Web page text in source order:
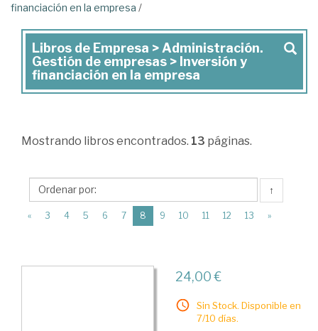
financiación en la empresa /
Libros
de
Empresa
Administración.
de
empresas
y
Libros de Empresa > Administración.
Gestión de empresas > Inversión y
financiación en la empresa
Mostrando libros encontrados. 13 páginas.
↑
« 3 4 5 6 7 8 (current)
9 10 11 12 13 »
24,00 €
Sin Stock. Disponible en
7/10 días.